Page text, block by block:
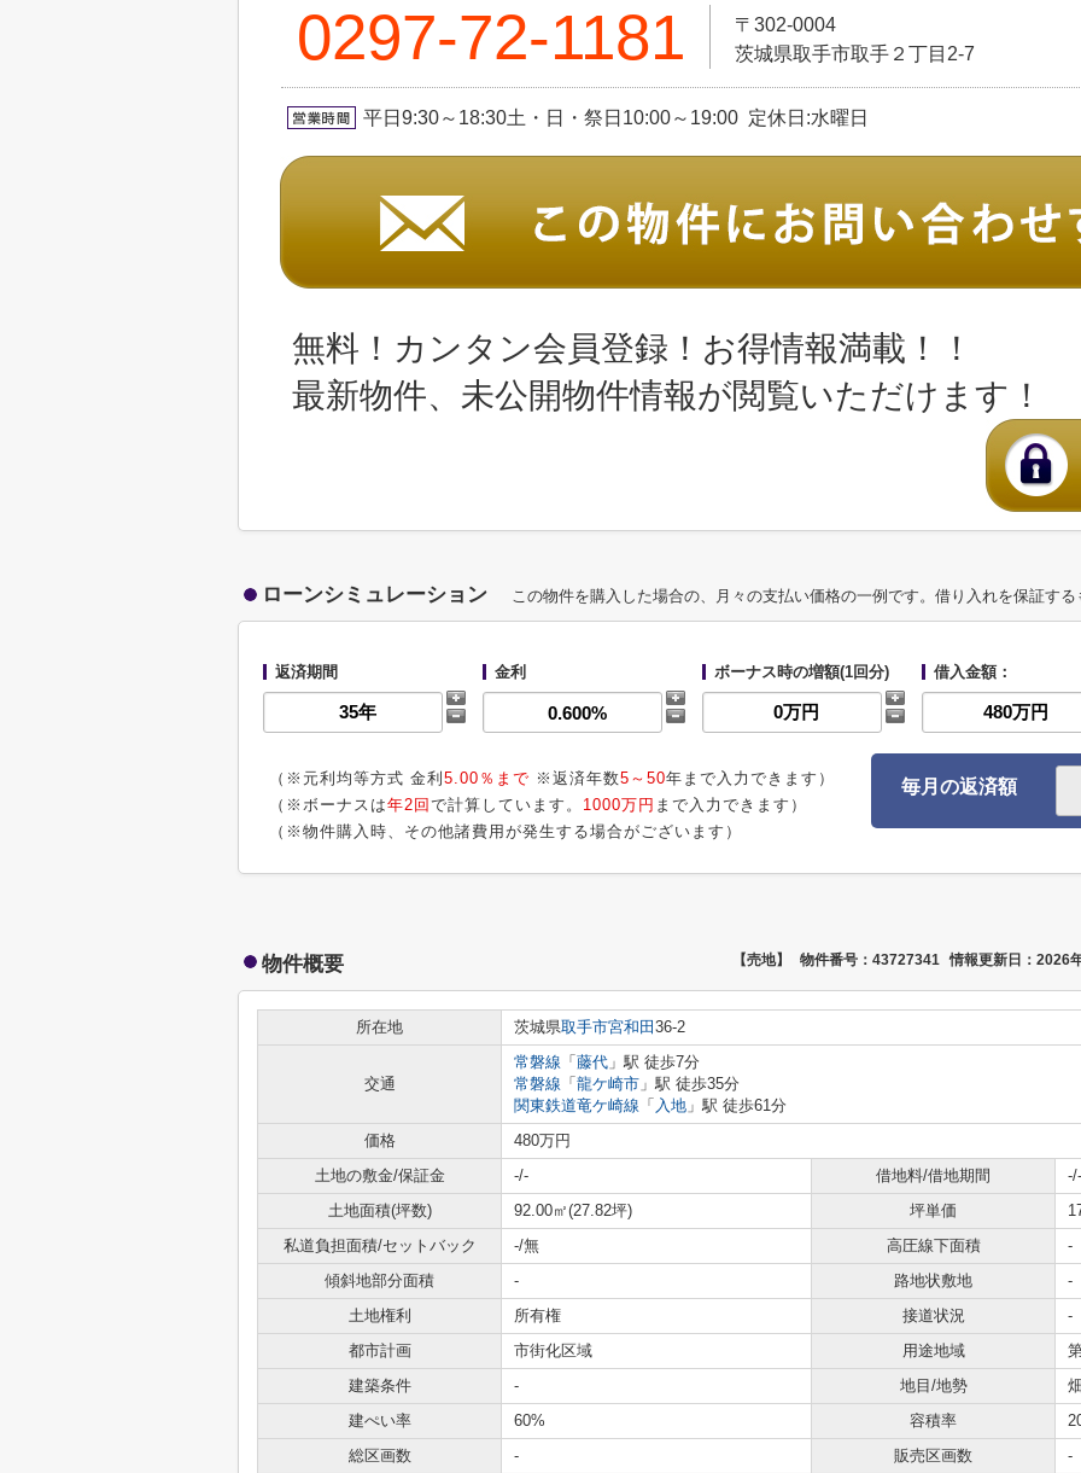
0297-72-1181
〒302-0004
茨城県取手市取手２丁目2-7
平日9:30～18:30土・日・祭日10:00～19:00 定休日:水曜日
無料！カンタン会員登録！お得情報満載！！
最新物件、未公開物件情報が閲覧いただけます！
ローンシミュレーション この物件を購入した場合の、月々の支払い価格の一例です。借り入れを保証す
返済期間 金利 ボーナス時の増額(1回分) 借入金額：
（※元利均等方式 金利 5.00％まで ※返済年数5～50年まで入力できます）
（※ボーナスは年2回 で計算しています。 1000万円 まで入力できます）
（※物件購入時、その他諸費用が発生する場合がございます）
毎月の返済額
物件概要 【売地】 物件番号：43727341 情報更新日：2026
所在地 茨城県取手市宮和田 36-2
交通
常磐線 「 藤代 」駅 徒歩7分
常磐線 「 龍ケ崎市 」駅 徒歩35分
関東鉄道竜ケ崎線 「 入地 」駅 徒歩61分
価格
480万円
土地の敷金/保証金
-/- 借地料/借地期間
-/-
土地面積(坪数)
92.00㎡(27.82坪) 坪単価
私道負担面積/セットバック
-/無 高圧線下面積
-
傾斜地部分面積
- 路地状敷地
-
土地権利
所有権 接道状況
-
都市計画
市街化区域 用途地域
建築条件
- 地目/地勢
建ぺい率
60% 容積率
総区画数
- 販売区画数
-